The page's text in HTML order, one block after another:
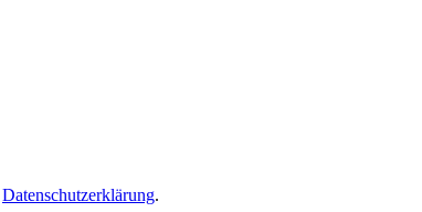
Datenschutzerklärung.